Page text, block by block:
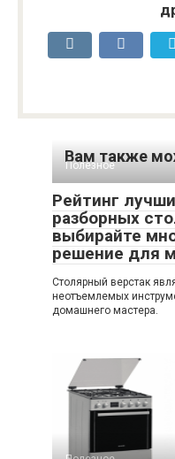
Вам также
Полезное
Рейтинг
разборных
выбирайте
решение для
Столярный верстак
неотъемлемых
домашнего мастера.